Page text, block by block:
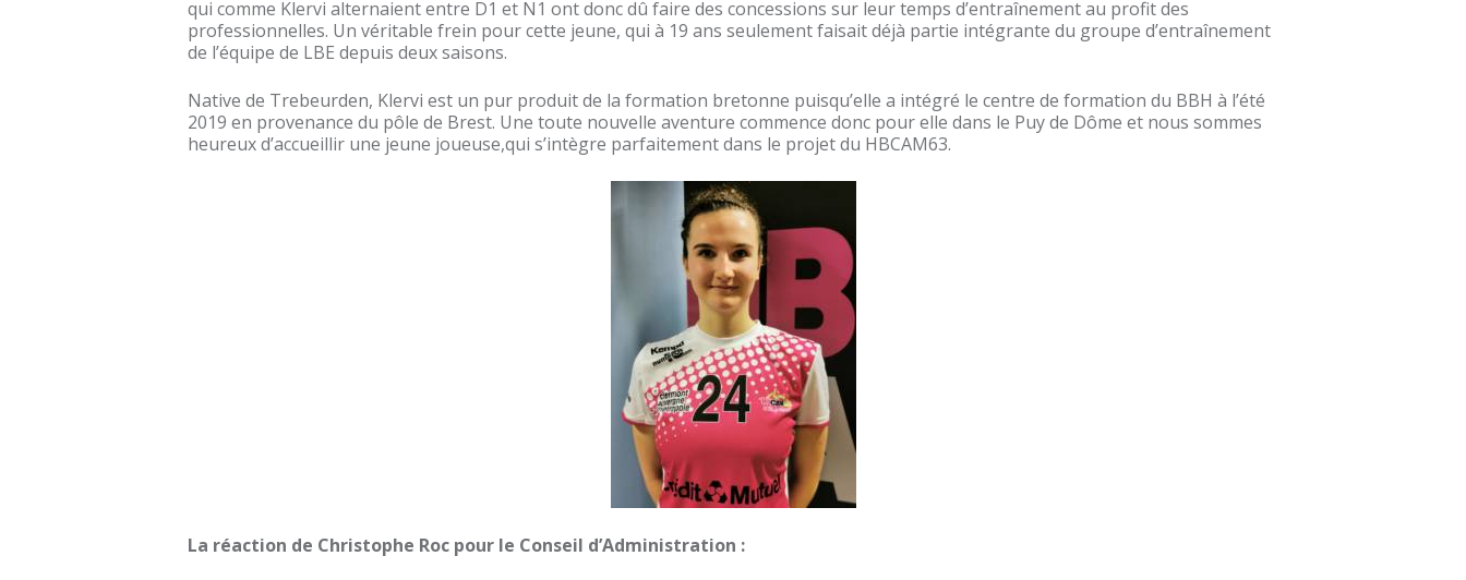
qui comme Klervi alternaient entre D1 et N1 ont donc dû faire des concessions sur leur temps d’entraînement au profit des
professionnelles. Un véritable frein pour cette jeune, qui à 19 ans seulement faisait déjà partie intégrante du groupe d’entraînement
de l’équipe de LBE depuis deux saisons.
Native de Trebeurden, Klervi est un pur produit de la formation bretonne puisqu’elle a intégré le centre de formation du BBH à l’été
2019 en provenance du pôle de Brest. Une toute nouvelle aventure commence donc pour elle dans le Puy de Dôme et nous sommes
heureux d’accueillir une jeune joueuse,qui s’intègre parfaitement dans le projet du HBCAM63.
La réaction de Christophe Roc pour le Conseil d’Administration :